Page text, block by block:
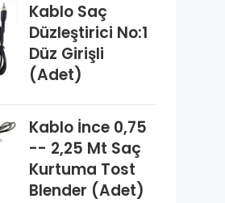
Kablo Saç
Düzleştirici No:1
Düz Girişli
(Adet)
Kablo İnce 0,75
-- 2,25 Mt Saç
Kurtuma Tost
Blender (Adet)